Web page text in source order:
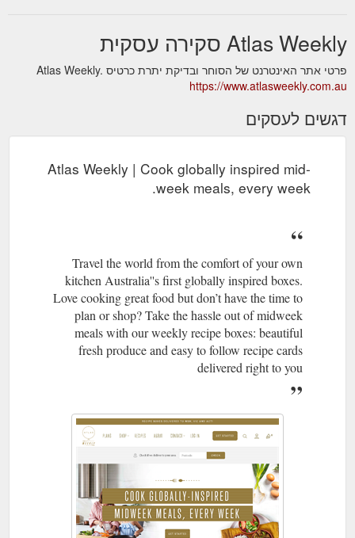
Atlas Weekly סקירה עסקית
פרטי אתר האינטרנט של הסוחר ובדיקת יתרת כרטיס Atlas Weekly.
https://www.atlasweekly.com.au
דגשים לעסקים
Atlas Weekly | Cook globally inspired mid-
week meals, every week.
Travel the world from the comfort of your own
kitchen Australia''s first globally inspired boxes.
Love cooking great food but don’t have the time to
plan or shop? Take the hassle out of midweek
meals with our weekly recipe boxes: beautiful
fresh produce and easy to follow recipe cards
delivered right to you